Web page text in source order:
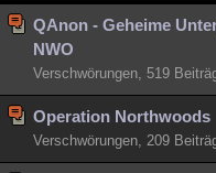
QAnon - Geheime
NWO
Verschwörungen, 519
Operation Northwoods
Verschwörungen, 209